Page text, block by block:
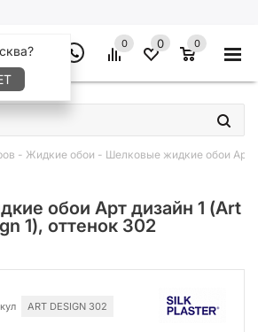
0 0 0
×
- Жидкие обои - Шелковые жидкие обои Арт
обои Арт дизайн 1 (Art
1), оттенок 302
ART DESIGN 302